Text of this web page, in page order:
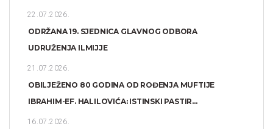
22.07.2026.
ODRŽANA 19. SJEDNICA GLAVNOG ODBORA
UDRUŽENJA ILMIJJE
21.07.2026.
OBILJEŽENO 80 GODINA OD ROĐENJA MUFTIJE
IBRAHIM-EF. HALILOVIĆA: ISTINSKI PASTIR...
16.07.2026.